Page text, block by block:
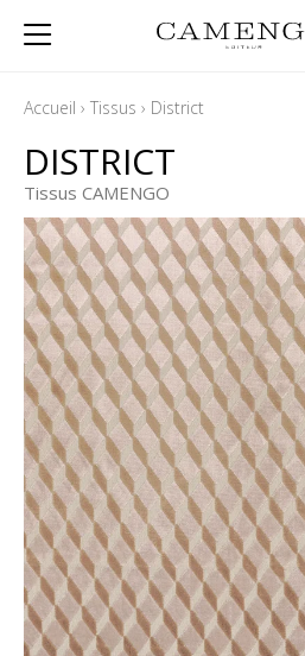
Accueil › Tissus › District
DISTRICT
Tissus CAMENGO